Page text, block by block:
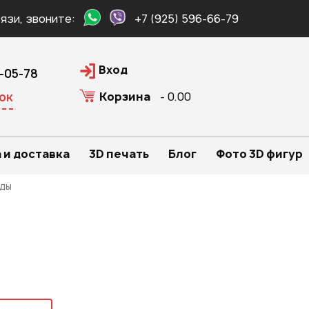
звоните: +7 (925) 596-66-79
05-78
Вход
Корзина
- 0.00
доставка 3D печать Блог Фото 3D фигур